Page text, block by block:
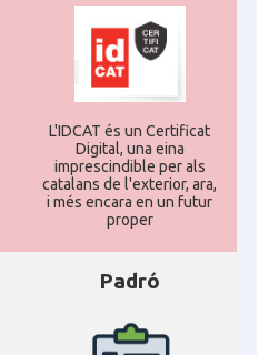
L'IDCAT és un Certificat
Digital, una eina
imprescindible per als
catalans de l'exterior, ara,
i més encara en un futur
proper
Padró